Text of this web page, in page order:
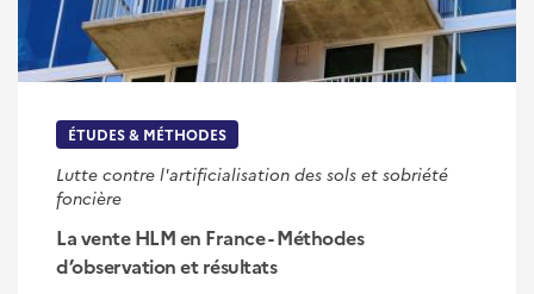
ÉTUDES & MÉTHODES
Lutte contre l'artificialisation des sols et sobriété
foncière
La vente HLM en France - Méthodes
d’observation et résultats